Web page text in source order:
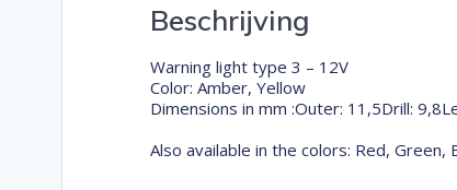
Beschrijving
Warning light type 3 – 12V
Color: Amber, Yellow
Dimensions in mm :Outer: 11,5Drill:
Also available in the colors: Red, Green,